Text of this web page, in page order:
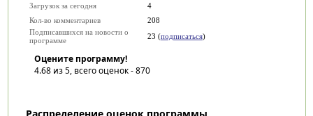
Загрузок за сегодня
4
Кол-во комментариев
208
Подписавшихся на новости о
программе
23 (подписаться)
Оцените программу!
4.68из 5, всего оценок -870